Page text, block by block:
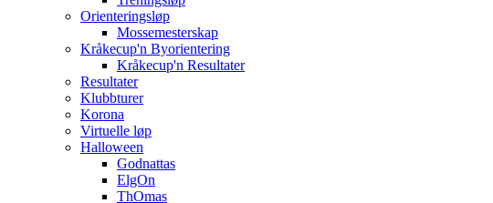
Orienteringsløp
Mossemesterskap
Kråkecup'n Byorientering
Kråkecup'n Resultater
Resultater
Klubbturer
Korona
Virtuelle løp
Halloween
Godnattas
ElgOn
ThOmas